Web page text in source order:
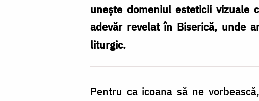
unește domeniul esteticii vizuale
adevăr revelat în Biserică, unde
liturgic.
Pentru ca icoana să ne